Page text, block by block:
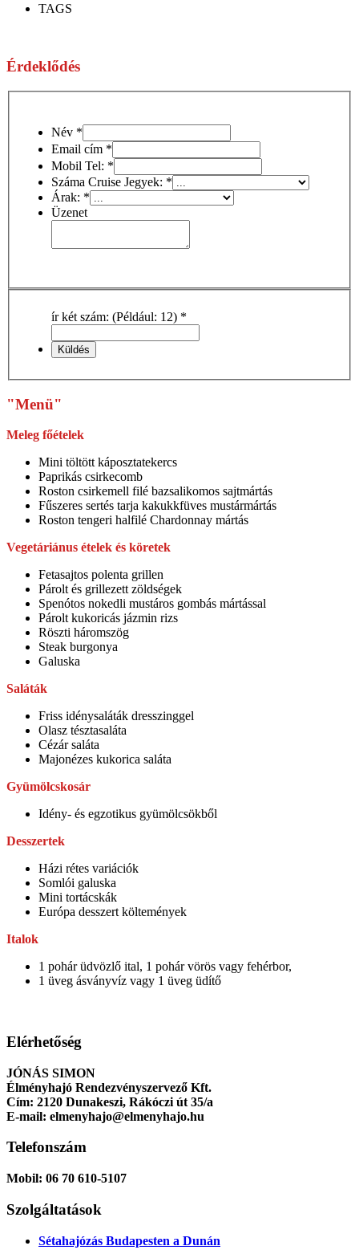
TAGS
Érdeklődés
Név *
Email cím *
Mobil Tel: *
Száma Cruise Jegyek: *
Árak: *
Üzenet
ír két szám: (Például: 12) *
"Menü"
Meleg főételek
Mini töltött káposztatekercs
Paprikás csirkecomb
Roston csirkemell filé bazsalikomos sajtmártás
Fűszeres sertés tarja kakukkfüves mustármártás
Roston tengeri halfilé Chardonnay mártás
Vegetáriánus ételek és köretek
Fetasajtos polenta grillen
Párolt és grillezett zöldségek
Spenótos nokedli mustáros gombás mártással
Párolt kukoricás jázmin rizs
Röszti háromszög
Steak burgonya
Galuska
Saláták
Friss idénysaláták dresszinggel
Olasz tésztasaláta
Cézár saláta
Majonézes kukorica saláta
Gyümölcskosár
Idény- és egzotikus gyümölcsökből
Desszertek
Házi rétes variációk
Somlói galuska
Mini tortácskák
Európa desszert költemények
Italok
1 pohár üdvözlő ital, 1 pohár vörös vagy fehérbor,
1 üveg ásványvíz vagy 1 üveg üdítő
Elérhetőség
JÓNÁS SIMON
Élményhajó Rendezvényszervező Kft.
Cím: 2120 Dunakeszi, Rákóczi út 35/a
E-mail: elmenyhajo@elmenyhajo.hu
Telefonszám
Mobil: 06 70 610-5107
Szolgáltatások
Sétahajózás Budapesten a Dunán